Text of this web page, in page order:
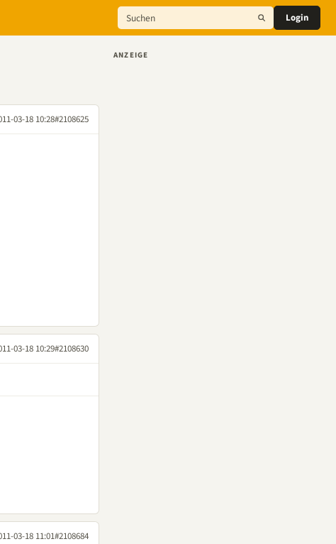
Login
03-18 10:28#2108625
03-18 10:29#2108630
03-18 11:01#2108684
ANZEIGE